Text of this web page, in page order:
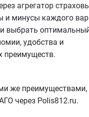
агрегатор
и минусы каждого
выбрать
удобства и
преимуществ.
же преимуществами,
через Polis812.ru.